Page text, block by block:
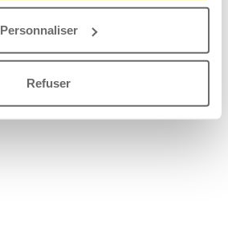
Personnaliser
Refuser